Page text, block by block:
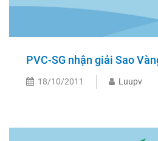
PVC-SG nhận giải Sao
18/10/2011 Luupv